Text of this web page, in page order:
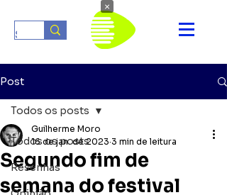
Post
Todos os posts
Resenhas
Todos os posts
Segundo fim de
semana do festival
Guilherme Moro
16 de jan. de 2023 3 min de leitura
×